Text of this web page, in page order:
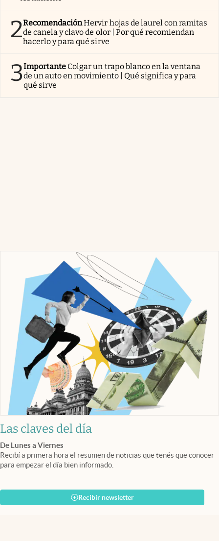
2RecomendaciónHervir hojas de laurel con ramitas
de canela y clavo de olor | Por qué recomiendan
hacerlo y para qué sirve
3Importante Colgar un trapo blanco en la ventana
de un auto en movimiento | Qué significa y para
qué sirve
Las claves del día
De Lunes a Viernes
Recibí a primera hora el resumen de noticias que tenés que conocer
para empezar el día bien informado.
Recibir newsletter